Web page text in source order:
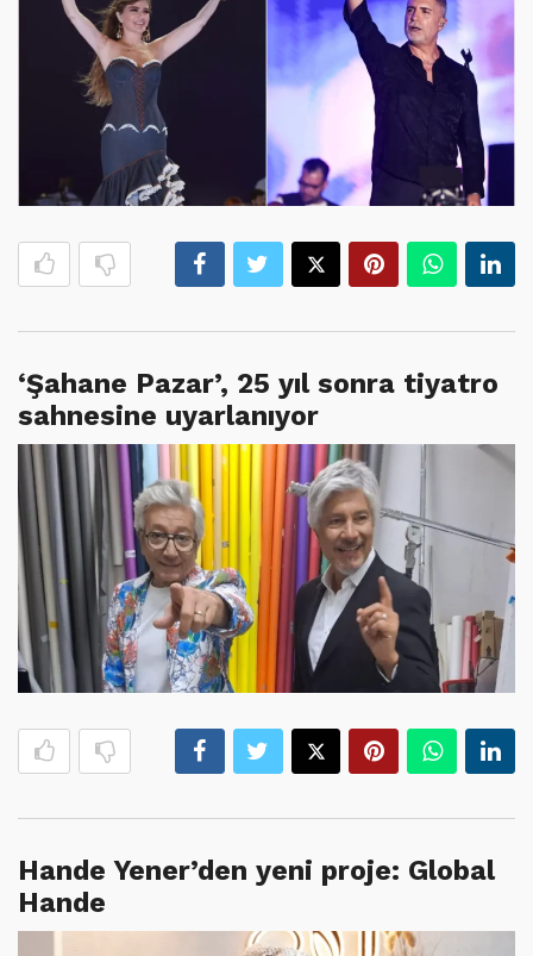
‘Şahane Pazar’, 25 yıl sonra tiyatro
sahnesine uyarlanıyor
Hande Yener’den yeni proje: Global
Hande